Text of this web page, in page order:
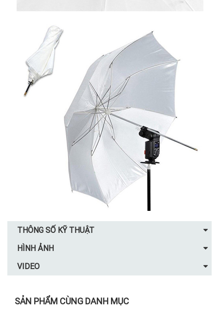
THÔNG SỐ KỸ THUẬT
HÌNH ẢNH
VIDEO
SẢN PHẨM CÙNG DANH MỤC